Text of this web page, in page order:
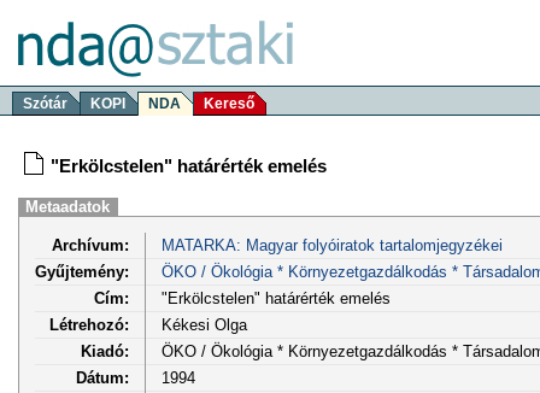
Szótár KOPI NDA Kereső
"Erkölcstelen" határérték emelés
Metaadatok
Archívum:
MATARKA: Magyar folyóiratok tartalomjegyzékei
Gyűjtemény:
ÖKO / Ökológia * Környezetgazdálkodás *
Cím:
"Erkölcstelen" határérték emelés
Létrehozó:
Kékesi Olga
Kiadó:
ÖKO / Ökológia * Környezetgazdálkodás *
Dátum:
1994